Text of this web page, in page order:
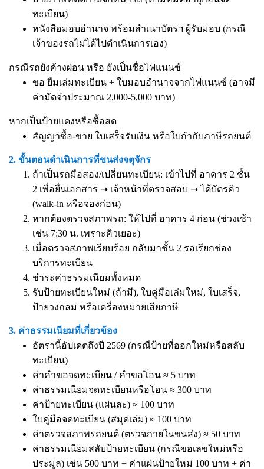
ทะเบียน)
หนังสือมอบอำนาจ พร้อมสำเนาบัตรฯ ผู้รับมอบ (กรณี
เจ้าของรถไม่ได้ไปดำเนินการเอง)
กรณีรถยังค้างผ่อน หรือ ยังเป็นชื่อไฟแนนซ์
ขอ ยืมเล่มทะเบียน + ใบมอบอำนาจจากไฟแนนซ์ (อาจมี
ค่ามัดจำประมาณ 2,000-5,000 บาท)
หากเป็นป้ายแดงหรือซื้อสด
สัญญาซื้อ-ขาย ใบเสร็จรับเงิน หรือใบกำกับภาษีรถยนต์
2. ขั้นตอนดำเนินการที่ขนส่งจตุจักร
ถ้าเป็นรถมือสอง/เปลี่ยนทะเบียน: เข้าไปที่ อาคาร 2 ชั้น
2 เพื่อยื่นเอกสาร ➝ เจ้าหน้าที่ตรวจสอบ ➝ ได้บัตรคิว
(walk-in หรือจองก่อน)
หากต้องตรวจสภาพรถ: ให้ไปที่ อาคาร 4 ก่อน (ช่วงเช้า
เช่น 7:30 น. เพราะคิวเยอะ)
เมื่อตรวจสภาพเรียบร้อย กลับมาชั้น 2 รอเรียกช่อง
บริการทะเบียน
ชำระค่าธรรมเนียมทั้งหมด
รับป้ายทะเบียนใหม่ (ถ้ามี), ใบคู่มือเล่มใหม่, ใบเสร็จ,
ป้ายวงกลม หรือเครื่องหมายเสียภาษี
3. ค่าธรรมเนียมที่เกี่ยวข้อง
อัตรานี้อัปเดตถึงปี 2569 (กรณีป้ายที่ออกใหม่หรือสลับ
ทะเบียน)
ค่าคำขอจดทะเบียน / คำขอโอน ≈ 5 บาท
ค่าธรรมเนียมจดทะเบียนหรือโอน ≈ 300 บาท
ค่าป้ายทะเบียน (แผ่นละ) ≈ 100 บาท
ใบคู่มือจดทะเบียน (สมุดเล่ม) ≈ 100 บาท
ค่าตรวจสภาพรถยนต์ (ตรวจภายในขนส่ง) ≈ 50 บาท
ค่าธรรมเนียมสลับป้ายทะเบียน (กรณีขอเลขใหม่หรือ
ประมูล) เช่น 500 บาท + ค่าแผ่นป้ายใหม่ 100 บาท + ค่า